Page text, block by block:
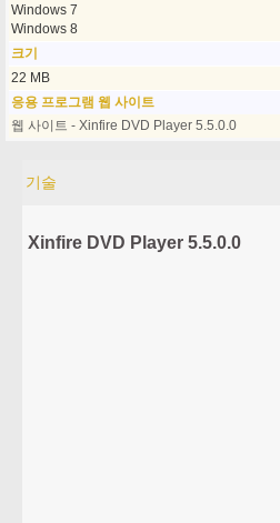
Windows 7
Windows 8
크기
22 MB
응용 프로그램 웹 사이트
웹 사이트 - Xinfire DVD Player 5.5.0.0
기술
Xinfire DVD Player 5.5.0.0